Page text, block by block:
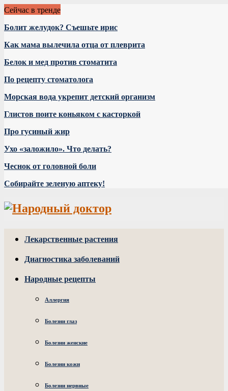
Сейчас в тренде
Болит желудок? Съешьте ирис
Как мама вылечила отца от плеврита
Белок и мед против стоматита
По рецепту стоматолога
Морская вода укрепит детский организм
Глистов поите коньяком с касторкой
Про гусиный жир
Ухо «заложило». Что делать?
Чеснок от головной боли
Собирайте зеленую аптеку!
Лекарственные растения
Диагностика заболеваний
Народные рецепты
Аллергия
Болезни глаз
Болезни женские
Болезни кожи
Болезни нервные